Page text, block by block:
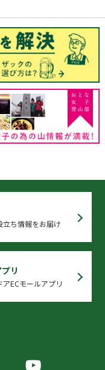
ち情報をお届け
リ
ECモールアプリ